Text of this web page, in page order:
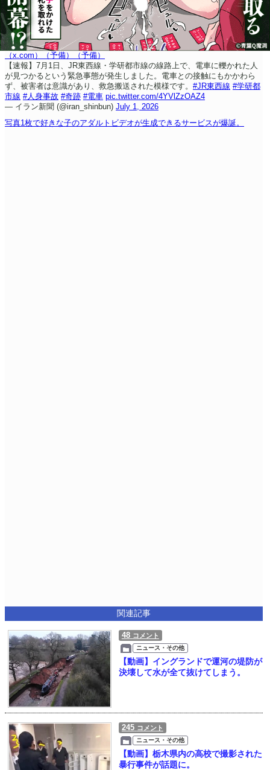
（x.com） （予備）
（予備）
【速報】7月1日、JR東西線・学研都市線の線路上で、電車に轢かれた人
が見つかるという緊急事態が発生しました。 電車との接触にもかかわら
ず、被害者は意識があり、救急搬送された模様です。 #JR東西線 #学研都
市線 #人身事故 #奇跡 #電車 pic.twitter.com/4YVlZzOAZ4
— イラン新聞 (@iran_shinbun) July 1, 2026
写真1枚で好きな子のアダルトビデオが生成できるサービスが爆誕。
関連記事
48 コメント
ニュース・その他
【動画】イングランドで運河の堤防が
決壊して水が全て抜けてしまう。
245 コメント
ニュース・その他
【動画】栃木県内の高校で撮影された
暴行事件が話題に。